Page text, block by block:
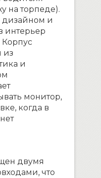
на торпеде).
дизайном и
интерьер
Корпус
из
и
монитор,
когда в
двумя
что